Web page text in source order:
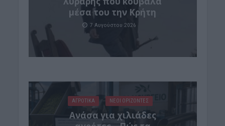
μέσα του την Κρήτη
7 Αυγούστου 2026
ΑΓΡΟΤΙΚΑ ΝΕΟΙ ΟΡΙΖΟΝΤΕΣ
Ανάσα για χιλιάδες